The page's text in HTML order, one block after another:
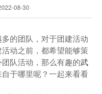
08-30
的团队，对于团建活动
动之前，都希望能够策
队活动，那么有趣的武
于哪里呢？一起来看看